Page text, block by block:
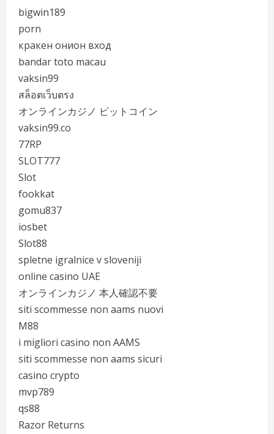
bigwin189
porn
кракен онион вход
bandar toto macau
vaksin99
สล็อตเว็บตรง
オンラインカジノ ビットコイン
vaksin99.co
77RP
SLOT777
Slot
fookkat
gomu837
iosbet
Slot88
spletne igralnice v sloveniji
online casino UAE
オンラインカジノ 本人確認不要
siti scommesse non aams nuovi
M88
i migliori casino non AAMS
siti scommesse non aams sicuri
casino crypto
mvp789
qs88
Razor Returns